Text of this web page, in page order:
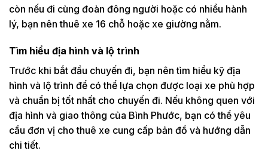
còn nếu đi cùng đoàn đông người hoặc có nhiều hành
lý, bạn nên thuê xe 16 chỗ hoặc xe giường nằm.
Tìm hiểu địa hình và lộ trình
Trước khi bắt đầu chuyến đi, bạn nên tìm hiểu kỹ địa
hình và lộ trình để có thể lựa chọn được loại xe phù hợp
và chuẩn bị tốt nhất cho chuyến đi. Nếu không quen với
địa hình và giao thông của Bình Phước, bạn có thể yêu
cầu đơn vị cho thuê xe cung cấp bản đồ và hướng dẫn
chi tiết.